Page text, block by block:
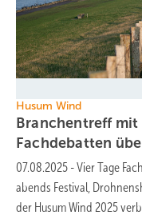
Husum Wind
Branchentreff mit
Fachdebatten
07.08.2025 -Vier Tage
abends Festival,
der Husum Wind 2025